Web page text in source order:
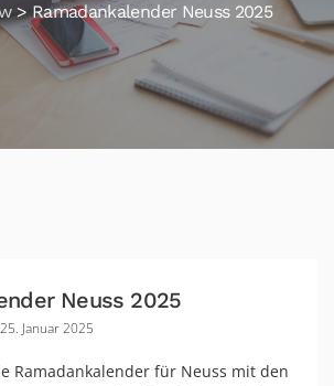
>Ramadankalender Neuss 2025
Neuss 2025
25. Januar 2025
Ramadankalender für Neuss mit den